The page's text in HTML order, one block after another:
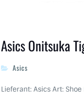
Asics Onitsuka
Asics
Lieferant: Asics Art: